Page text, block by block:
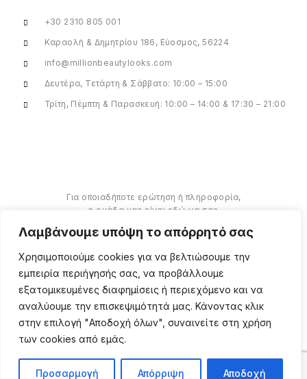
Λαμβάνουμε υπόψη το απόρρητό σας
Χρησιμοποιούμε cookies για να βελτιώσουμε την
εμπειρία περιήγησής σας, να προβάλλουμε
εξατομικευμένες διαφημίσεις ή περιεχόμενο και να
αναλύουμε την επισκεψιμότητά μας. Κάνοντας κλικ
στην επιλογή "Αποδοχή όλων", συναινείτε στη χρήση
των cookies από εμάς.
Προσαρμογή Απόρριψη Αποδοχή
+30 2310 805 001
Καραολή & Δημητρίου 186, Εύοσμος, 56224
info@millionbeautylooks.com
Δευτέρα, Τετάρτη & Σάββατο: 10:00 – 15:00
Τρίτη, Πέμπτη & Παρασκευή: 10:00 – 14:00 & 17:30 – 21:00
Για οποιαδήποτε ερώτηση ή πληροφορία,
η ομάδα μας είναι εδώ να σας
βοηθήσουμε.
ΠΕΡΙΣΣΌΤΕΡΑ
Copyright ©2026Million
Reserved. Κατασκευή
Webgrams